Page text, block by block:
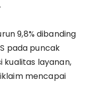
9,8% dibanding
pada puncak
kualitas layanan,
mencapai